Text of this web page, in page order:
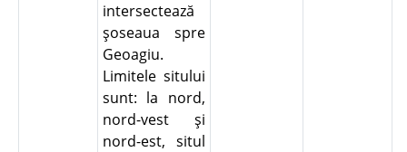
intersectează
şoseaua spre
Geoagiu.
Limitele sitului
sunt: la nord,
nord-vest şi
nord-est, situl